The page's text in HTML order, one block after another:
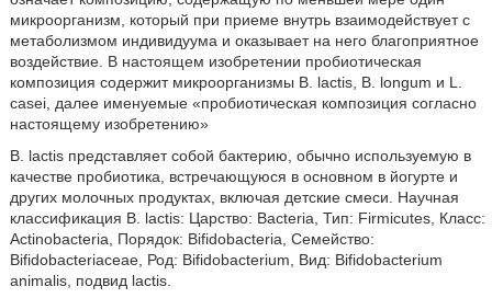
микроорганизм, который при приеме внутрь взаимодействует с
метаболизмом индивидуума и оказывает на него благоприятное
воздействие. В настоящем изобретении пробиотическая
композиция содержит микроорганизмы В. lactis, В. longum и L.
casei, далее именуемые «пробиотическая композиция согласно
настоящему изобретению»
В. lactis представляет собой бактерию, обычно используемую в
качестве пробиотика, встречающуюся в основном в йогурте и
других молочных продуктах, включая детские смеси. Научная
классификация В. lactis: Царство: Bacteria, Тип: Firmicutes, Класс:
Actinobacteria, Порядок: Bifidobacteria, Семейство:
Bifidobacteriaceae, Род: Bifidobacterium, Вид: Bifidobacterium
animalis, подвид lactis.